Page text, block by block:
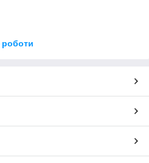
роботи